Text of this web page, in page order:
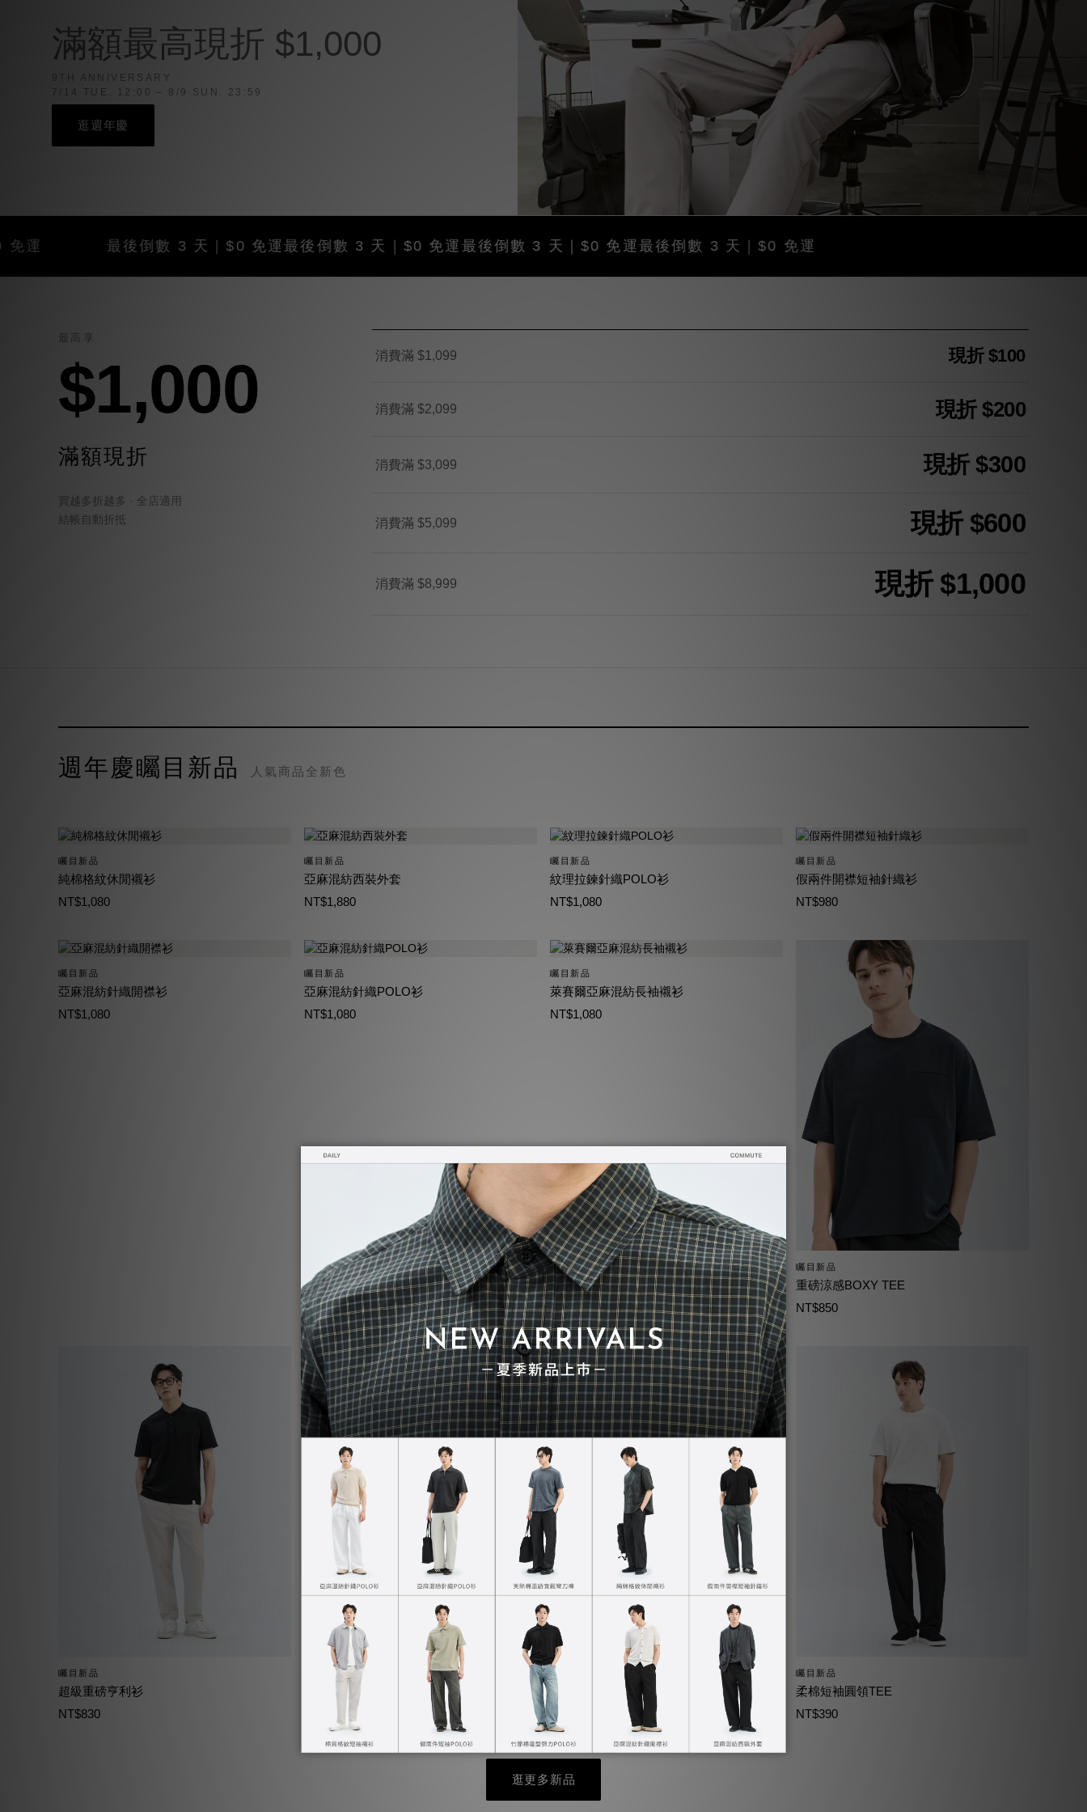
滿額最高現折 $1,000
9TH ANNIVERSARY
7/14 TUE. 12:00 – 8/9 SUN. 23:59
逛週年慶
最後倒數 3 天｜$0 免運 最後倒數 3 天｜$0 免運 最後倒數 3 天｜$0 免運 最後倒數 3 天｜$0 免運
最高享
$1,000
滿額現折
買越多折越多 · 全店適用
結帳自動折抵
消費滿 $1,099 現折 $100
消費滿 $2,099 現折 $200
消費滿 $3,099 現折 $300
消費滿 $5,099 現折 $600
消費滿 $8,999 現折 $1,000
週年慶矚目新品 人氣商品全新色
矚目新品
純棉格紋休閒襯衫
NT$1,080
矚目新品
亞麻混紡西裝外套
NT$1,880
矚目新品
紋理拉鍊針織POLO衫
NT$1,080
矚目新品
假兩件開襟短袖針織衫
NT$980
矚目新品
亞麻混紡針織開襟衫
NT$1,080
矚目新品
亞麻混紡針織POLO衫
NT$1,080
矚目新品
萊賽爾亞麻混紡長袖襯衫
NT$1,080
矚目新品
重磅涼感BOXY TEE
NT$850
矚目新品
超級重磅亨利衫
NT$830
矚目新品
防曬涼感連帽外套
NT$1,490
矚目新品
涼感防曬立領外套
NT$1,390
矚目新品
柔棉短袖圓領TEE
NT$390
逛更多新品